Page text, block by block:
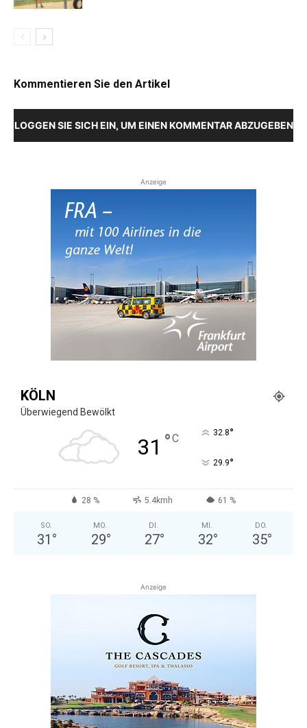
Kommentieren Sie den Artikel
LOGGEN SIE SICH EIN, UM EINEN KOMMENTAR ABZUGEBEN
Anzeige
KÖLN
Überwiegend Bewölkt
31 °C 32.8°
29.9°
28 % 5.4kmh 61 %
SO.
31 °
MO.
29°
DI.
27°
MI.
32°
DO.
35°
Anzeige